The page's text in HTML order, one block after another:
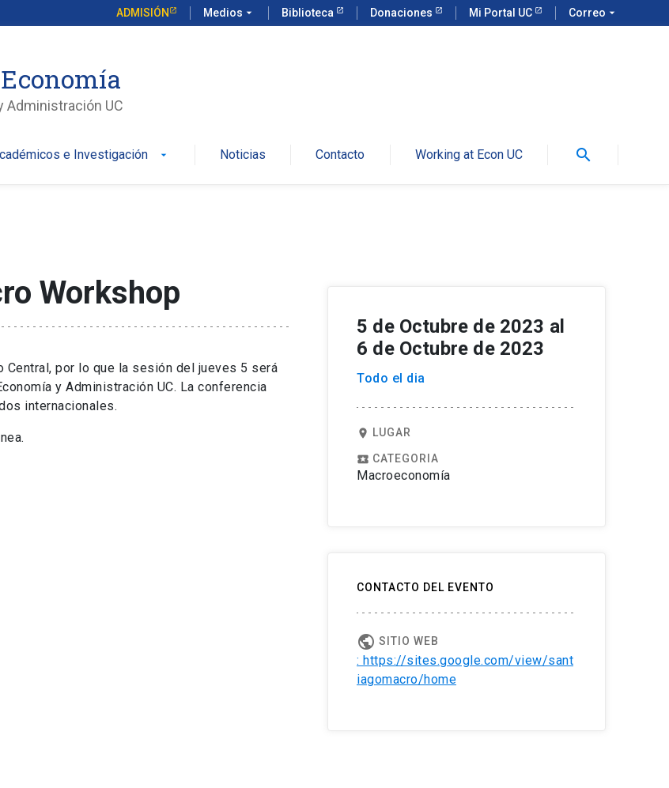
ADMISIÓN Medios arrow_drop_down Biblioteca Donaciones Mi Portal UC Correo arrow_drop_down
Administración UC
e Investigación arrow_drop_down Noticias Contacto Working at Econ UC search
Workshop
Central, por lo que la sesión del jueves 5 será
y Administración UC. La conferencia
internacionales.
5 de Octubre de 2023 al
6 de Octubre de 2023
Todo el dia
location_on LUGAR
local_play CATEGORIA
Macroeconomía
CONTACTO DEL EVENTO
public SITIO WEB
: https://sites.google.com/view/sant
iagomacro/home